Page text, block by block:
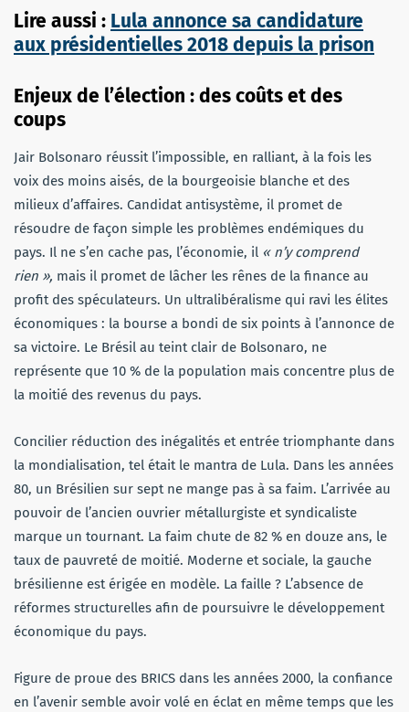
Lire aussi : Lula annonce sa candidature
aux présidentielles 2018 depuis la prison
Enjeux de l’élection : des coûts et des
coups
Jair Bolsonaro réussit l’impossible, en ralliant, à la fois les
voix des moins aisés, de la bourgeoisie blanche et des
milieux d’affaires. Candidat antisystème, il promet de
résoudre de façon simple les problèmes endémiques du
pays. Il ne s’en cache pas, l’économie, il « n’y comprend
rien », mais il promet de lâcher les rênes de la finance au
profit des spéculateurs. Un ultralibéralisme qui ravi les élites
économiques : la bourse a bondi de six points à l’annonce de
sa victoire. Le Brésil au teint clair de Bolsonaro, ne
représente que 10 % de la population mais concentre plus de
la moitié des revenus du pays.
Concilier réduction des inégalités et entrée triomphante dans
la mondialisation, tel était le mantra de Lula. Dans les années
80, un Brésilien sur sept ne mange pas à sa faim. L’arrivée au
pouvoir de l’ancien ouvrier métallurgiste et syndicaliste
marque un tournant. La faim chute de 82 % en douze ans, le
taux de pauvreté de moitié. Moderne et sociale, la gauche
brésilienne est érigée en modèle. La faille ? L’absence de
réformes structurelles afin de poursuivre le développement
économique du pays.
Figure de proue des BRICS dans les années 2000, la confiance
en l’avenir semble avoir volé en éclat en même temps que les